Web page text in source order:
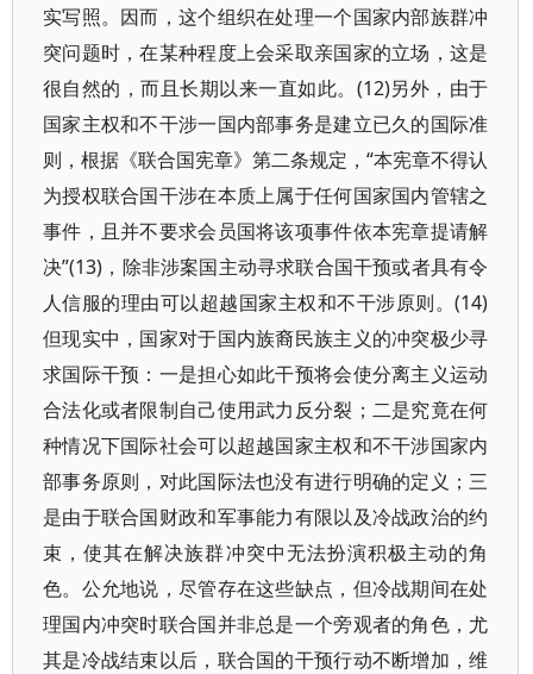
实写照。因而，这个组织在处理一个国家内部族群冲
突问题时，在某种程度上会采取亲国家的立场，这是
很自然的，而且长期以来一直如此。(12)另外，由于
国家主权和不干涉一国内部事务是建立已久的国际准
则，根据《联合国宪章》第二条规定，“本宪章不得认
为授权联合国干涉在本质上属于任何国家国内管辖之
事件，且并不要求会员国将该项事件依本宪章提请解
决”(13)，除非涉案国主动寻求联合国干预或者具有令
人信服的理由可以超越国家主权和不干涉原则。(14)
但现实中，国家对于国内族裔民族主义的冲突极少寻
求国际干预：一是担心如此干预将会使分离主义运动
合法化或者限制自己使用武力反分裂；二是究竟在何
种情况下国际社会可以超越国家主权和不干涉国家内
部事务原则，对此国际法也没有进行明确的定义；三
是由于联合国财政和军事能力有限以及冷战政治的约
束，使其在解决族群冲突中无法扮演积极主动的角
色。公允地说，尽管存在这些缺点，但冷战期间在处
理国内冲突时联合国并非总是一个旁观者的角色，尤
其是冷战结束以后，联合国的干预行动不断增加，维